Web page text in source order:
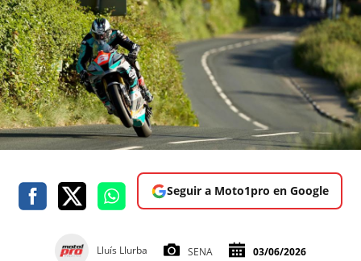
Seguir a Moto1pro en Google
Lluís Llurba SENA 03/06/2026